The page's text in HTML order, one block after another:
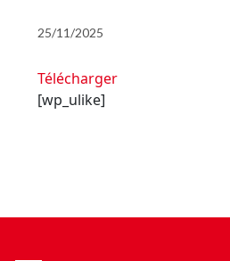
25/11/2025
Télécharger
[wp_ulike]